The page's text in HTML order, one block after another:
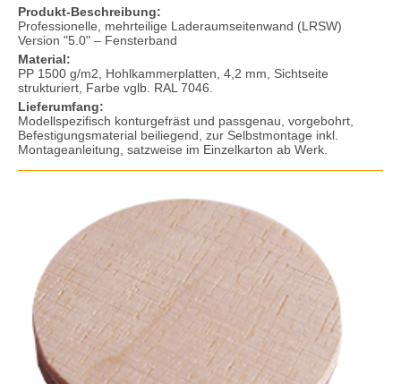
Produkt-Beschreibung:
Professionelle, mehrteilige Laderaumseitenwand (LRSW)
Version "5.0" – Fensterband
Material:
PP 1500 g/m2, Hohlkammerplatten, 4,2 mm, Sichtseite
strukturiert, Farbe vglb. RAL 7046.
Lieferumfang:
Modellspezifisch konturgefräst und passgenau, vorgebohrt,
Befestigungsmaterial beiliegend, zur Selbstmontage inkl.
Montageanleitung, satzweise im Einzelkarton ab Werk.